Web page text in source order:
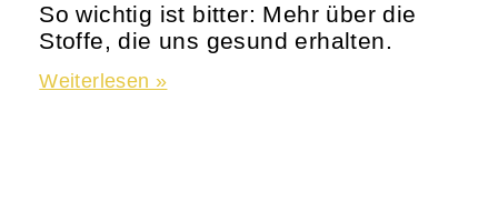
So wichtig ist bitter: Mehr über die
Stoffe, die uns gesund erhalten.
Weiterlesen »